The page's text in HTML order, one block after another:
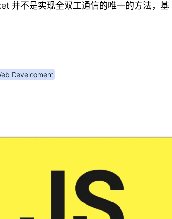
并不是实现全双工通信的唯一的方法，基
Development